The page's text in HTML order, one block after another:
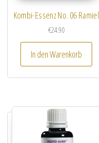
Kombi-Essenz No. 06 Ramiel
€24.90
In den Warenkorb